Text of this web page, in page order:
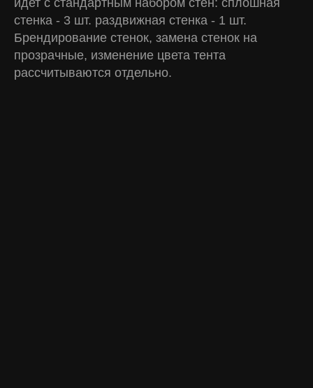
стенка - 3 шт. раздвижная стенка - 1 шт.
Брендирование стенок, замена стенок на
прозрачные, изменение цвета тента
рассчитываются отдельно.